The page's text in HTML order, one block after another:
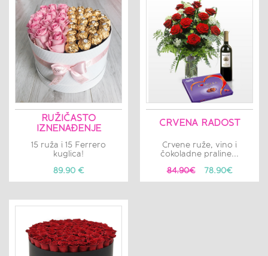
RUŽIČASTO
IZNENAĐENJE
15 ruža i 15 Ferrero
kuglica!
89.90 €
CRVENA RADOST
Crvene ruže, vino i
čokoladne praline...
84.90€
78.90€